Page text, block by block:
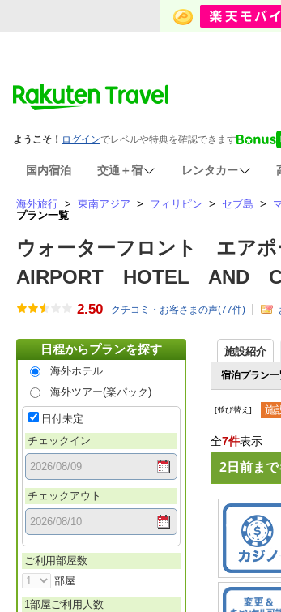
国内宿泊 交通＋宿 レンタカー
海外旅行 > 東南アジア > フィリピン > セブ島 >
プラン一覧
ウォーターフロント エア
AIRPORT HOTEL AND
2.50 クチコミ・お客さまの声(77件)
日程からプランを探す
海外ホテル
海外ツアー(楽パック)
日付未定
チェックイン
チェックアウト
ご利用部屋数
部屋
1部屋ご利用人数
施設紹介
宿泊プラン
[並び替え] 施
全7件表示
2日前ま